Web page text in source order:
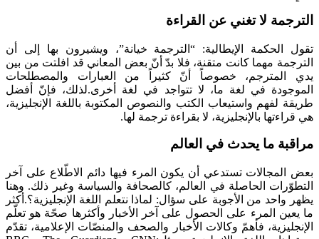
الترجمة لا تغني عن القراءة
تقول الحكمة الإيطالية: “الترجمة خيانة”، ويشيرون بها إلى أن
الترجمة مهما كانت متقنة، فلا بدّ أنّ بعض المعاني قد افلتت من بين
يدي المترجم، خصوصاً أنّ كثيراً من العبارات والمصطلحات
الموجودة في لغة ما، لا تتواجد في لغة أخرى.لذلك، فإنّ أفضل
طريقة لفهم واستيعاب الكتب والنصوص المكتوبة باللغة الإنجليزية،
هي قراءتها بالإنجليزية، لا بقراءة ترجمة لها.
مراقبة ما يحدث في العالم
بعض المجالات تستدعي أن يكون المرء فيها دائم الاطّلاع على آخر
التطوّرات الحاصلة في العالم، كالصحافة والسياسة وغير ذلك. وهنا
يظهر واحد من الأجوبة على سؤال: لماذا نتعلم اللغة الإنجليزية؟.أكثر
ما يعين المرء على الحصول على آخر الأخبار وأكثرها صحّة هو تعلّم
الإنجليزية، فأهمّ وكالات الأخبار والصحف والمنصّات الإعلامية، تقدّم